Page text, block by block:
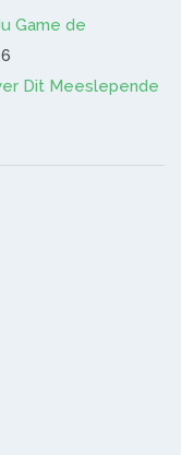
Game de
Dit Meeslepende